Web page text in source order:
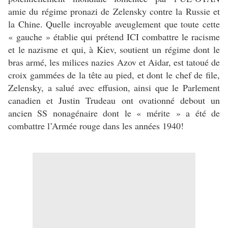
amie du régime pronazi de Zelensky contre la Russie et
la Chine. Quelle incroyable aveuglement que toute cette
« gauche » établie qui prétend ICI combattre le racisme
et le nazisme et qui, à Kiev, soutient un régime dont le
bras armé, les milices nazies Azov et Aidar, est tatoué de
croix gammées de la tête au pied, et dont le chef de file,
Zelensky, a salué avec effusion, ainsi que le Parlement
canadien et Justin Trudeau ont ovationné debout un
ancien SS nonagénaire dont le « mérite » a été de
combattre l’Armée rouge dans les années 1940!